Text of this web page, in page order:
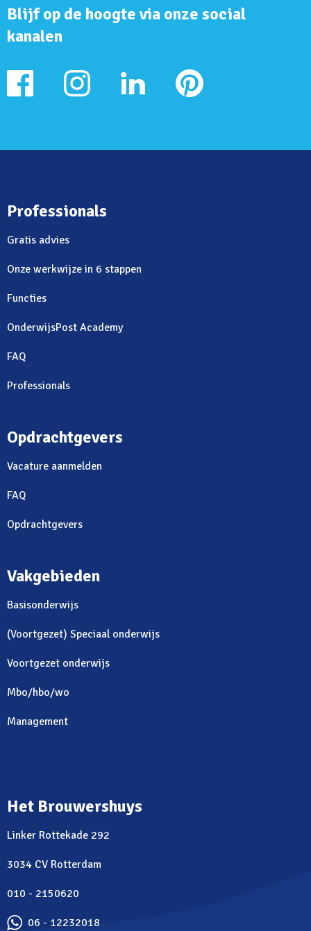
Blijf op de hoogte via onze social
kanalen
Professionals
Gratis advies
Onze werkwijze in 6 stappen
Functies
OnderwijsPost Academy
FAQ
Professionals
Opdrachtgevers
Vacature aanmelden
FAQ
Opdrachtgevers
Vakgebieden
Basisonderwijs
(Voortgezet) Speciaal onderwijs
Voortgezet onderwijs
Mbo/hbo/wo
Management
Het Brouwershuys
Linker Rottekade 292
3034 CV Rotterdam
010 - 2150620
06 - 12232018